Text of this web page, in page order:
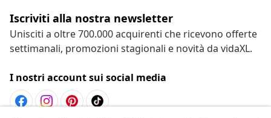
Iscriviti alla nostra newsletter
Unisciti a oltre 700.000 acquirenti che ricevono offerte
settimanali, promozioni stagionali e novità da vidaXL.
I nostri account sui social media